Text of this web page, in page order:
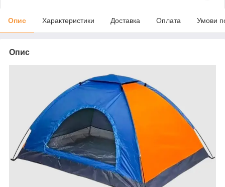
Опис Характеристики Доставка Оплата Умови
Опис